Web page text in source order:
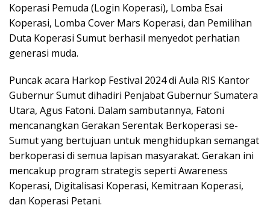
Koperasi Pemuda (Login Koperasi), Lomba Esai
Koperasi, Lomba Cover Mars Koperasi, dan Pemilihan
Duta Koperasi Sumut berhasil menyedot perhatian
generasi muda.
Puncak acara Harkop Festival 2024 di Aula RIS Kantor
Gubernur Sumut dihadiri Penjabat Gubernur Sumatera
Utara, Agus Fatoni. Dalam sambutannya, Fatoni
mencanangkan Gerakan Serentak Berkoperasi se-
Sumut yang bertujuan untuk menghidupkan semangat
berkoperasi di semua lapisan masyarakat. Gerakan ini
mencakup program strategis seperti Awareness
Koperasi, Digitalisasi Koperasi, Kemitraan Koperasi,
dan Koperasi Petani.